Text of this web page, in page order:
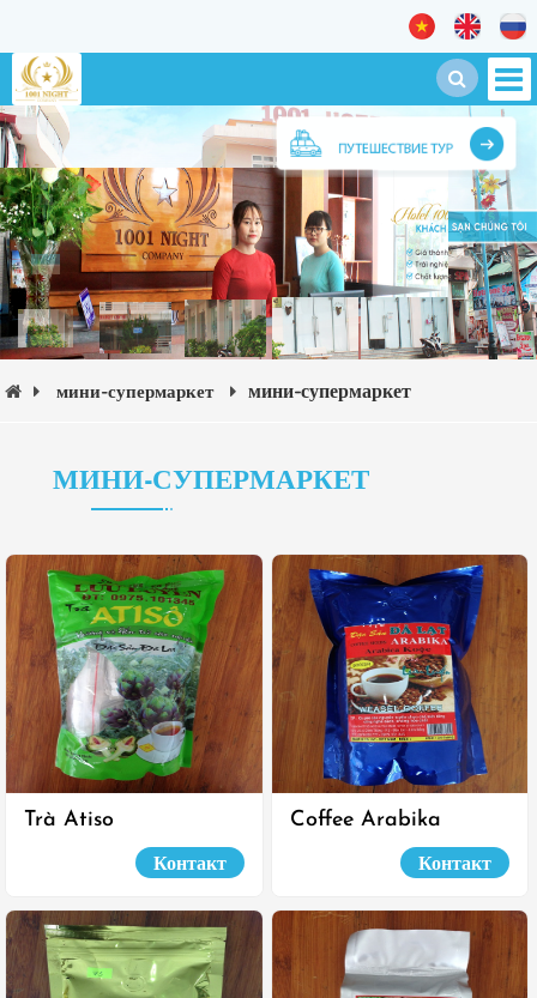
мини-супермаркет мини-супермаркет
МИНИ-СУПЕРМАРКЕТ
Trà Atiso
Контакт
Coffee Arabika
Контакт